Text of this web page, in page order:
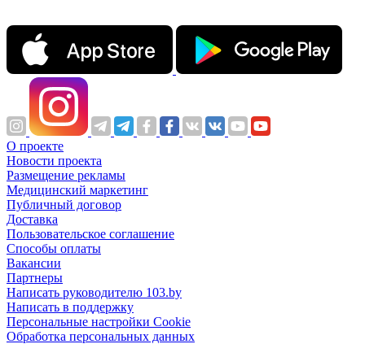
О проекте
Новости проекта
Размещение рекламы
Медицинский маркетинг
Публичный договор
Доставка
Пользовательское соглашение
Способы оплаты
Вакансии
Партнеры
Написать руководителю 103.by
Написать в поддержку
Персональные настройки Cookie
Обработка персональных данных